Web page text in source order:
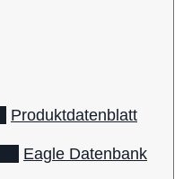
Produktdatenblatt
Eagle Datenbank